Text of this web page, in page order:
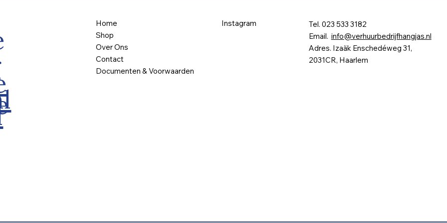
Home
Shop
Over Ons
Contact
Documenten & Voorwaarden
Instagram
Tel. 023 533 3182
Email. info@verhuurbedrijfhangjas.nl
Adres. Izaäk Enschedéweg 31,
2031CR, Haarlem